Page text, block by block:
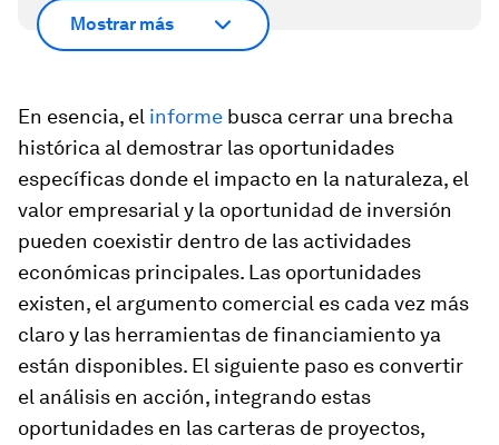
Mostrar más
En esencia, el informe busca cerrar una brecha
histórica al demostrar las oportunidades
específicas donde el impacto en la naturaleza, el
valor empresarial y la oportunidad de inversión
pueden coexistir dentro de las actividades
económicas principales. Las oportunidades
existen, el argumento comercial es cada vez más
claro y las herramientas de financiamiento ya
están disponibles. El siguiente paso es convertir
el análisis en acción, integrando estas
oportunidades en las carteras de proyectos,